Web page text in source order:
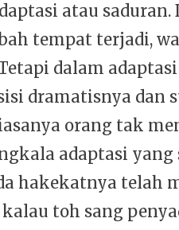
atau
tempat terjadi,
dalam
dramatisnya dan
orang tak
adaptasi yang
hakekatnya telah
toh sang